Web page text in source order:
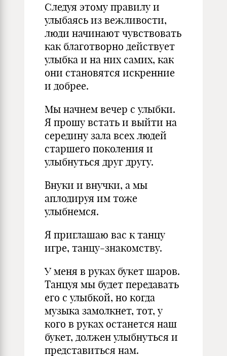
Следуя этому правилу и
улыбаясь из вежливости,
люди начинают чувствовать
как благотворно действует
улыбка и на них самих, как
они становятся искренние
и добрее.
Мы начнем вечер с улыбки.
Я прошу встать и выйти на
середину зала всех людей
старшего поколения и
улыбнуться друг другу.
Внуки и внучки, а мы
аплодируя им тоже
улыбнемся.
Я приглашаю вас к танцу
игре, танцу-знакомству.
У меня в руках букет шаров.
Танцуя мы будет передавать
его с улыбкой, но когда
музыка замолкнет, тот, у
кого в руках останется наш
букет, должен улыбнуться и
представиться нам.